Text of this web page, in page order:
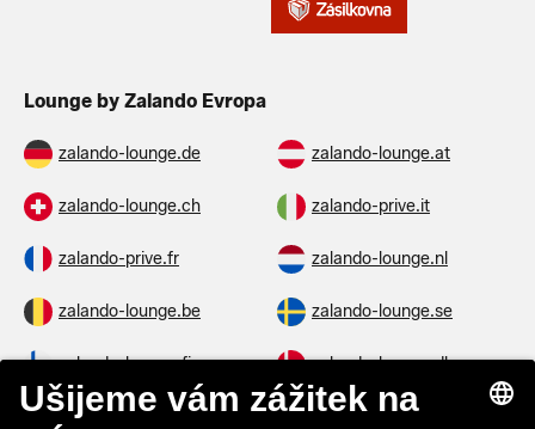
Lounge by Zalando Evropa
zalando-lounge.de zalando-lounge.at
zalando-lounge.ch zalando-prive.it
zalando-prive.fr zalando-lounge.nl
zalando-lounge.be zalando-lounge.se
zalando-lounge.fi zalando-lounge.dk
zalando-lounge.co.uk zalando-lounge.pl